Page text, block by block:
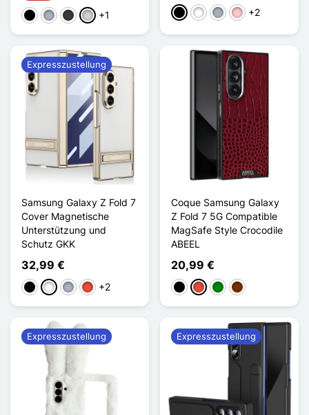
Schwarz
GrauDunkelgrau
Gris clair
+1 Schwarz
WeißGrauPink+2
Samsung Galaxy Z Fold 7
Cover Magnetische
Unterstützung und
Schutz GKK
32,99 €
Schwarz
WeißGrauRot +2
Expresszustellung
Coque Samsung Galaxy
Z Fold 7 5G Compatible
MagSafe Style Crocodile
ABEEL
20,99 €
Schwarz
Rot GrünKaffee
Expresszustellung Expresszustellung